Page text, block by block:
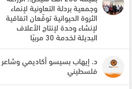
وجمعية بردلة التعاونية لإنماء
الثروة الحيوانية توقّعان اتفاقية
لإنشاء وحدة لإنتاج الأعلاف
البديلة لخدمة 30 مربيًا
د. إيهاب بسيسو أكاديمي وشاعر
فلسطيني